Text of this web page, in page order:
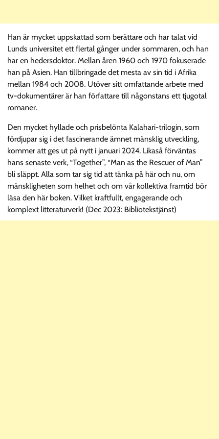
Han är mycket uppskattad som berättare och har talat vid
Lunds universitet ett flertal gånger under sommaren, och han
har en hedersdoktor. Mellan åren 1960 och 1970 fokuserade
han på Asien. Han tillbringade det mesta av sin tid i Afrika
mellan 1984 och 2008. Utöver sitt omfattande arbete med
tv-dokumentärer är han författare till någonstans ett tjugotal
romaner.
Den mycket hyllade och prisbelönta Kalahari-trilogin, som
fördjupar sig i det fascinerande ämnet mänsklig utveckling,
kommer att ges ut på nytt i januari 2024. Likaså förväntas
hans senaste verk, “Together”, “Man as the Rescuer of Man”
bli släppt. Alla som tar sig tid att tänka på här och nu, om
mänskligheten som helhet och om vår kollektiva framtid bör
läsa den här boken. Vilket kraftfullt, engagerande och
komplext litteraturverk! (Dec 2023: Bibliotekstjänst)